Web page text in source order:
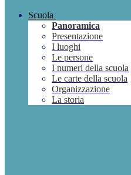
Scuola
Panoramica
Presentazione
I luoghi
Le persone
I numeri della scuola
Le carte della scuola
Organizzazione
La storia